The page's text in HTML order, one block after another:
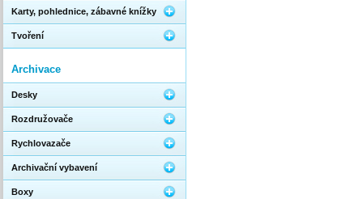
Karty, pohlednice, zábavné knížky
Tvoření
Archivace
Desky
Rozdružovače
Rychlovazače
Archivační vybavení
Boxy